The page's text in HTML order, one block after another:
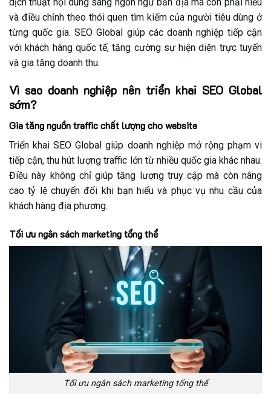
và điều chỉnh theo thói quen tìm kiếm của người tiêu dùng ở
từng quốc gia. SEO Global giúp các doanh nghiệp tiếp cận
với khách hàng quốc tế, tăng cường sự hiện diện trực tuyến
và gia tăng doanh thu.
Vì sao doanh nghiệp nên triển khai SEO Global
sớm?
Gia tăng nguồn traffic chất lượng cho website
Triển khai SEO Global giúp doanh nghiệp mở rộng phạm vi
tiếp cận, thu hút lượng traffic lớn từ nhiều quốc gia khác nhau.
Điều này không chỉ giúp tăng lượng truy cập mà còn nâng
cao tỷ lệ chuyển đổi khi bạn hiểu và phục vụ nhu cầu của
khách hàng địa phương.
Tối ưu ngân sách marketing tổng thể
Tối ưu ngân sách marketing tổng thể